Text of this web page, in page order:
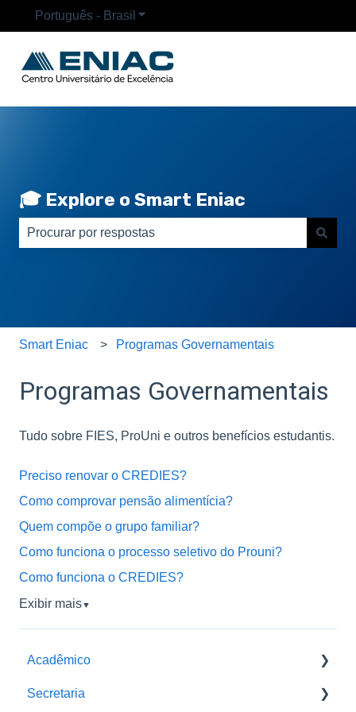
Português - Brasil Mostrar submenu para traduções
🎓 Explore o Smart Eniac
Smart Eniac Programas Governamentais
Programas Governamentais
Tudo sobre FIES, ProUni e outros benefícios estudantis.
Preciso renovar o CREDIES?
Como comprovar pensão alimentícia?
Quem compõe o grupo familiar?
Como funciona o processo seletivo do Prouni?
Como funciona o CREDIES?
Exibir mais▼
Acadêmico
Pós-Graduação
Secretaria